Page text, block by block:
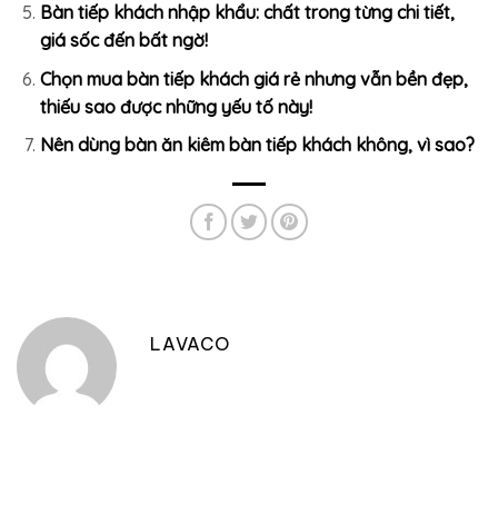
Bàn tiếp khách nhập khẩu: chất trong từng chi tiết,
giá sốc đến bất ngờ!
Chọn mua bàn tiếp khách giá rẻ nhưng vẫn bền đẹp,
thiếu sao được những yếu tố này!
Nên dùng bàn ăn kiêm bàn tiếp khách không, vì sao?
LAVACO